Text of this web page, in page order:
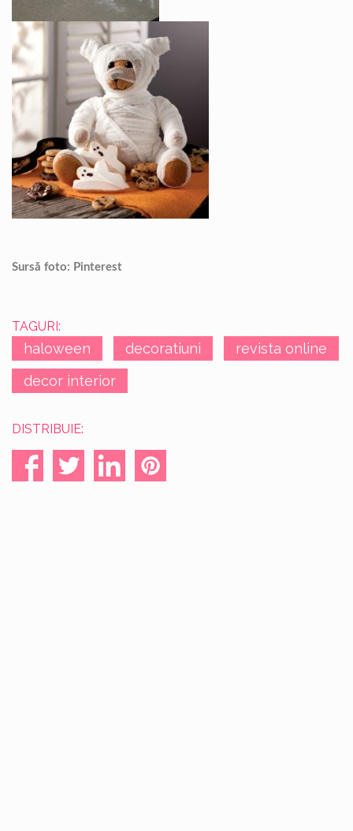
Sursă foto: Pinterest
TAGURI:
haloween decoratiuni
revista online
decor interior
DISTRIBUIE: